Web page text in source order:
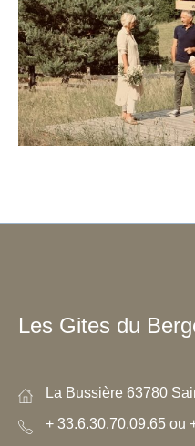
Les Gites du
La Bussière 63780
+ 33.6.30.70.09.65 ou